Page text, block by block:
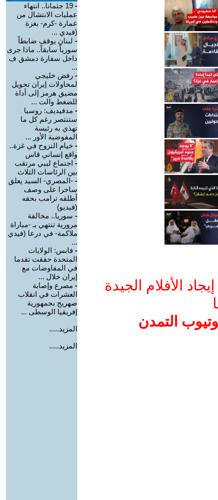
الأفلام الجيدة
التمدن
-
19 جثمانا.. انتهاء
عمليات الانتشال من
عمارة -كرم- بغزة
(فيدي ...
- لبنان يوقف ضابطاً
سورياً سابقاً.. ماذا جرى
داخل سفارة دمشق ف
...
- رفض خليجي
لمحاولات إيران تحويل
مضيق هرمز إلى أداة
للضغط والت ...
- مدفيديف: روسيا
ستنتصر رغم كل ما
تهذي به رئيسة
المفوضية الأور ...
- خيام النزوح في غزة..
واقع إنساني قاس
- اجتماع ليبي مرتقب
بين الرئاسات الثلاث
- -المصري- السيد يعلق
ساخرا على وصف
أطلقه ترامب بحقه
(فيديو)
- سوريا.. مخالفة
مرورية تنتهي بـ -مباراة
ملاكمة- في درعا (فيدي
...
- فانس: الولايات
المتحدة حققت تقدما
في المفاوضات مع
إيران خلال ...
- مصرع وإصابة
العشرات في انقلاب
صهريج بجمهورية
إفريقيا الوسطى ...
المزيد.....
المزيد.....